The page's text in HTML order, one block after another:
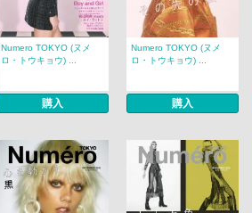
Numero TOKYO (ヌメ
ロ・トウキョウ) ...
購入
Numero TOKYO (ヌメ
ロ・トウキョウ) ...
購入